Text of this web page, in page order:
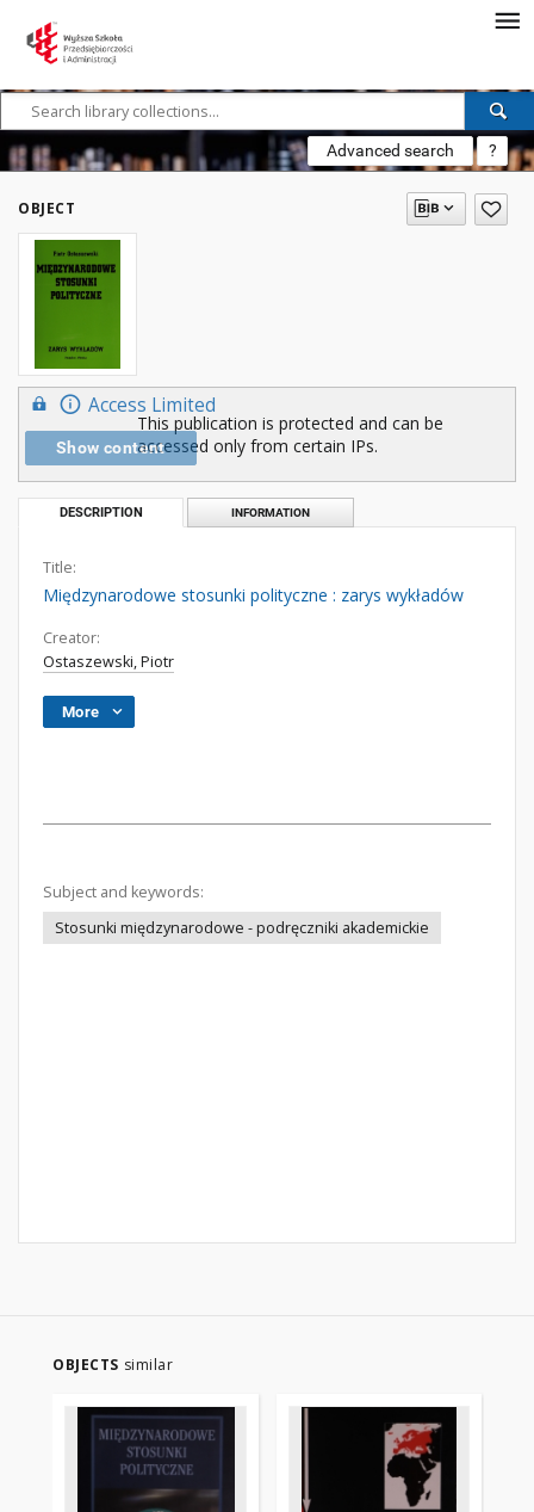
Advanced search ?
OBJECT
Access Limited
Show content
This publication is protected and can be
accessed only from certain IPs.
DESCRIPTION INFORMATION
Title:
Międzynarodowe stosunki polityczne : zarys wykładów
Creator:
Ostaszewski, Piotr
More
Subject and keywords:
Stosunki międzynarodowe - podręczniki akademickie
OBJECTS similar